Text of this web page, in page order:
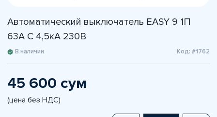
Автоматический выключатель EASY 9 1П
63A С 4,5кА 230В
В наличии Код: #1762
45 600 сум
(цена без НДС)